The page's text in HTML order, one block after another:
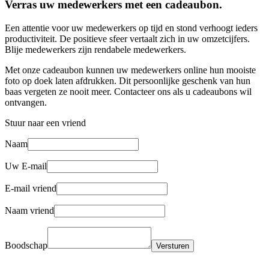
Verras uw medewerkers met een cadeaubon.
Een attentie voor uw medewerkers op tijd en stond verhoogt ieders
productiviteit. De positieve sfeer vertaalt zich in uw omzetcijfers.
Blije medewerkers zijn rendabele medewerkers.
Met onze cadeaubon kunnen uw medewerkers online hun mooiste
foto op doek laten afdrukken. Dit persoonlijke geschenk van hun
baas vergeten ze nooit meer. Contacteer ons als u cadeaubons wil
ontvangen.
Stuur naar een vriend
Naam
Uw E-mail
E-mail vriend
Naam vriend
Boodschap Versturen